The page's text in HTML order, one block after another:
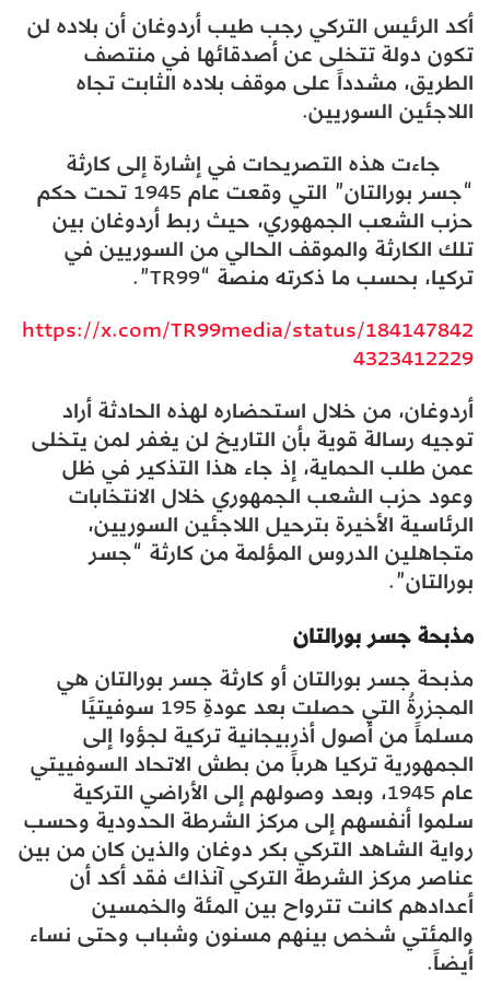
أكد الرئيس التركي رجب طيب أردوغان أن بلاده لن
تكون دولة تتخلى عن أصدقائها في منتصف
الطريق، مشدداً على موقف بلاده الثابت تجاه
اللاجئين السوريين.
جاءت هذه التصريحات في إشارة إلى كارثة
“جسر بورالتان” التي وقعت عام 1945 تحت حكم
حزب الشعب الجمهوري، حيث ربط أردوغان بين
تلك الكارثة والموقف الحالي من السوريين في
تركيا، بحسب ما ذكرته منصة “TR99”.
https://x.com/TR99media/status/184147842
4323412229
أردوغان، من خلال استحضاره لهذه الحادثة أراد
توجيه رسالة قوية بأن التاريخ لن يغفر لمن يتخلى
عمن طلب الحماية، إذ جاء هذا التذكير في ظل
وعود حزب الشعب الجمهوري خلال الانتخابات
الرئاسية الأخيرة بترحيل اللاجئين السوريين،
متجاهلين الدروس المؤلمة من كارثة “جسر
بورالتان”.
مذبحة جسر بورالتان
مذبحة جسر بورالتان أو كارثة جسر بورالتان هي
المجزرةُ التي حصلت بعد عودةِ 195 سوفيتيًا
مسلماً من أصول أذربيجانية تركية لجؤوا إلى
الجمهورية تركيا هرباً من بطش الاتحاد السوفييتي
عام 1945، وبعد وصولهم إلى الأراضي التركية
سلموا أنفسهم إلى مركز الشرطة الحدودية وحسب
رواية الشاهد التركي بكر دوغان والذين كان من بين
عناصر مركز الشرطة التركي آنذاك فقد أكد أن
أعدادهم كانت تترواح بين المئة والخمسين
والمئتي شخص بينهم مسنون وشباب وحتى نساء
أيضاً.